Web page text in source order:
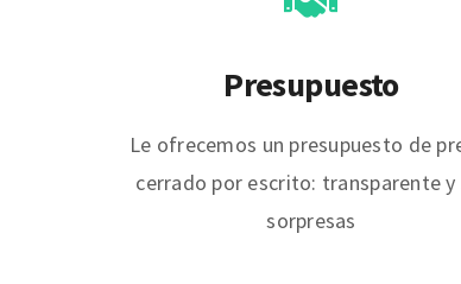
Presupuesto
Le ofrecemos un presupuesto de
cerrado por escrito: transparente y
sorpresas